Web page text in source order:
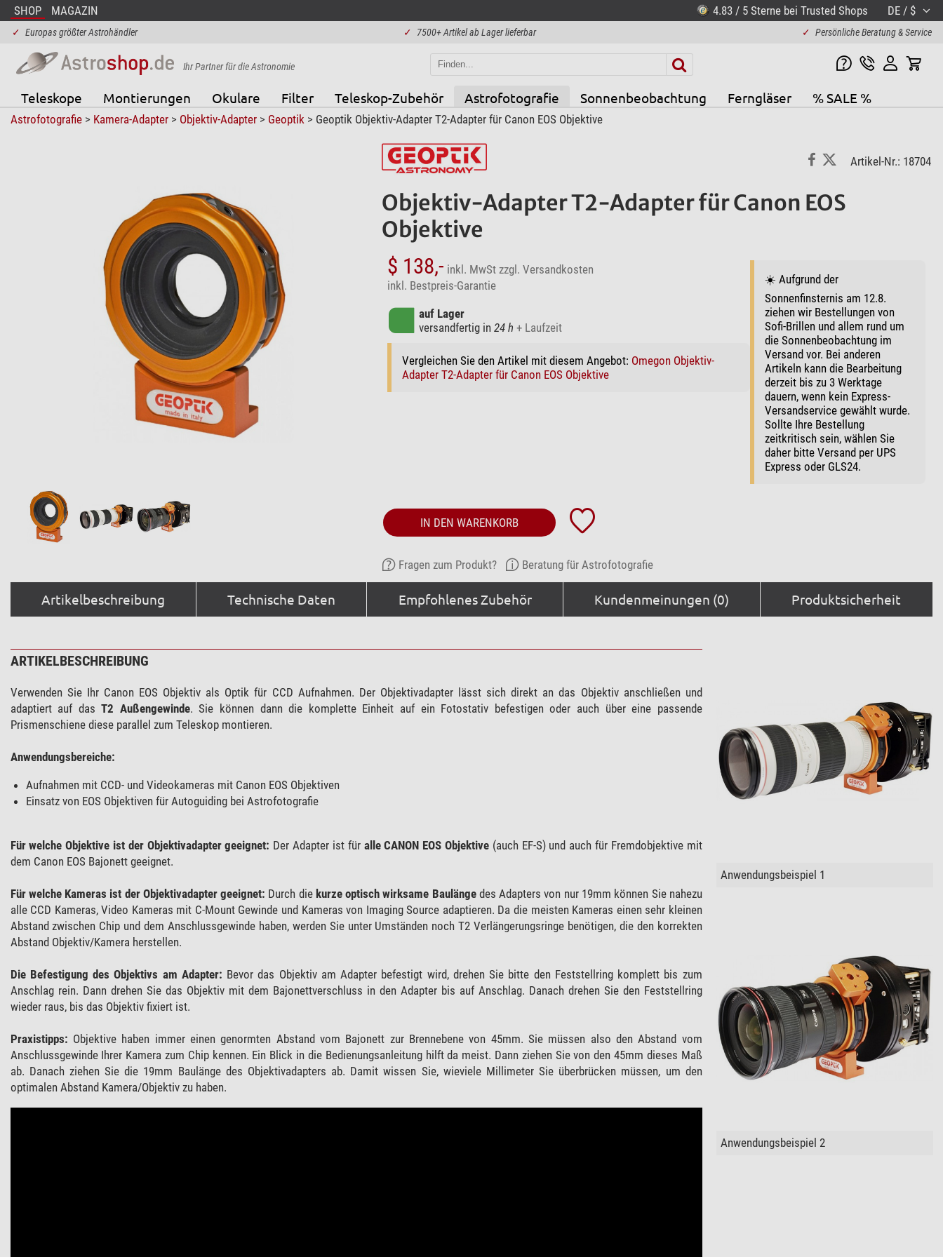
SHOP MAGAZIN 4.83 / 5 Sterne bei Trusted Shops DE / $
✓ Europas größter Astrohändler ✓ 7500+ Artikel ab Lager lieferbar ✓ Persönliche Beratung & Service
Ihr Partner für die Astronomie
Teleskope Montierungen Okulare Filter Teleskop-Zubehör Astrofotografie Sonnenbeobachtung Ferngläser % SALE %
Astrofotografie> Kamera-Adapter> Objektiv-Adapter> Geoptik > Geoptik Objektiv-Adapter T2-Adapter für Canon EOS Objektive
Artikel-Nr.: 18704
Objektiv-Adapter T2-Adapter für Canon EOS
Objektive
$ 138,- inkl. MwSt zzgl. Versandkosten
inkl. Bestpreis-Garantie
auf Lager
versandfertig in 24 h + Laufzeit
Vergleichen Sie den Artikel mit diesem Angebot: Omegon Objektiv-
Adapter T2-Adapter für Canon EOS Objektive
☀️ Aufgrund der
Sonnenfinsternis am 12.8.
ziehen wir Bestellungen von
Sofi-Brillen und allem rund um
die Sonnenbeobachtung im
Versand vor. Bei anderen
Artikeln kann die Bearbeitung
derzeit bis zu 3 Werktage
dauern, wenn kein Express-
Versandservice gewählt wurde.
Sollte Ihre Bestellung
zeitkritisch sein, wählen Sie
daher bitte Versand per UPS
Express oder GLS24.
IN DEN WARENKORB
Fragen zum Produkt? Beratung für Astrofotografie
Artikelbeschreibung Technische Daten Empfohlenes Zubehör Kundenmeinungen (0) Produktsicherheit
ARTIKELBESCHREIBUNG
Verwenden Sie Ihr Canon EOS Objektiv als Optik für CCD Aufnahmen. Der Objektivadapter lässt sich direkt an das Objektiv anschließen und
adaptiert auf dasT2 Außengewinde. Sie können dann die komplette Einheit auf ein Fotostativ befestigen oder auch über eine passende
Prismenschiene diese parallel zum Teleskop montieren.
Anwendungsbereiche:
Aufnahmen mit CCD- und Videokameras mit Canon EOS Objektiven
Einsatz von EOS Objektiven für Autoguiding bei Astrofotografie
Für welche Objektive ist der Objektivadapter geeignet: Der Adapter ist für alle CANON EOS Objektive (auch EF-S) und auch für Fremdobjektive mit
dem Canon EOS Bajonett geeignet.
Für welche Kameras ist der Objektivadapter geeignet: Durch die kurze optisch wirksame Baulängedes Adapters von nur 19mm können Sie nahezu
alle CCD Kameras, Video Kameras mit C-Mount Gewinde und Kameras von Imaging Source adaptieren. Da die meisten Kameras einen sehr kleinen
Abstand zwischen Chip und dem Anschlussgewinde haben, werden Sie unter Umständen noch T2 Verlängerungsringe benötigen, die den korrekten
Abstand Objektiv/Kamera herstellen.
Die Befestigung des Objektivs am Adapter: Bevor das Objektiv am Adapter befestigt wird, drehen Sie bitte den Feststellring komplett bis zum
Anschlag rein. Dann drehen Sie das Objektiv mit dem Bajonettverschluss in den Adapter bis auf Anschlag. Danach drehen Sie den Feststellring
wieder raus, bis das Objektiv fixiert ist.
Praxistipps: Objektive haben immer einen genormten Abstand vom Bajonett zur Brennebene von 45mm. Sie müssen also den Abstand vom
Anschlussgewinde Ihrer Kamera zum Chip kennen. Ein Blick in die Bedienungsanleitung hilft da meist. Dann ziehen Sie von den 45mm dieses Maß
ab. Danach ziehen Sie die 19mm Baulänge des Objektivadapters ab. Damit wissen Sie, wieviele Millimeter Sie überbrücken müssen, um den
optimalen Abstand Kamera/Objektiv zu haben.
Anwendungsbeispiel 1
Anwendungsbeispiel 2